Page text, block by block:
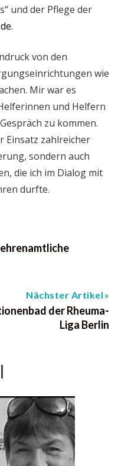
und der Pflege der
.
von den
wie
Mir war es
und Helfern
zu kommen.
Einsatz zahlreicher
sondern auch
die ich im Dialog mit
durfte.
Nächster Artikel
der Rheuma-
Liga Berlin